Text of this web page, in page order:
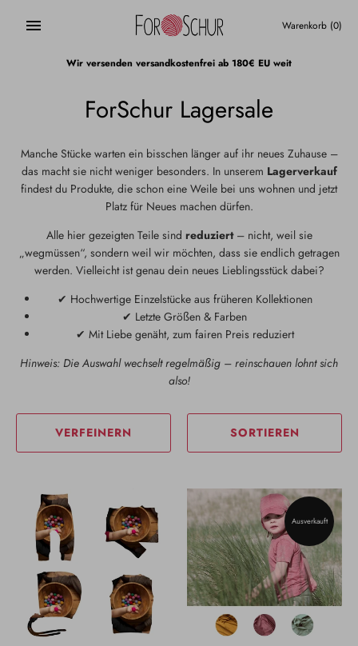
Warenkorb (0)
Wir versenden versandkostenfrei ab 180€ EU weit
ForSchur Lagersale
Manche Stücke warten ein bisschen länger auf ihr neues Zuhause –
das macht sie nicht weniger besonders. In unserem Lagerverkauf
findest du Produkte, die schon eine Weile bei uns wohnen und jetzt
Platz für Neues machen dürfen.
Alle hier gezeigten Teile sind reduziert– nicht, weil sie
„wegmüssen“, sondern weil wir möchten, dass sie endlich getragen
werden. Vielleicht ist genau dein neues Lieblingsstück dabei?
✔ Hochwertige Einzelstücke aus früheren Kollektionen
✔ Letzte Größen & Farben
✔ Mit Liebe genäht, zum fairen Preis reduziert
Hinweis: Die Auswahl wechselt regelmäßig – reinschauen lohnt sich
also!
VERFEINERN SORTIEREN
Ausverkauft